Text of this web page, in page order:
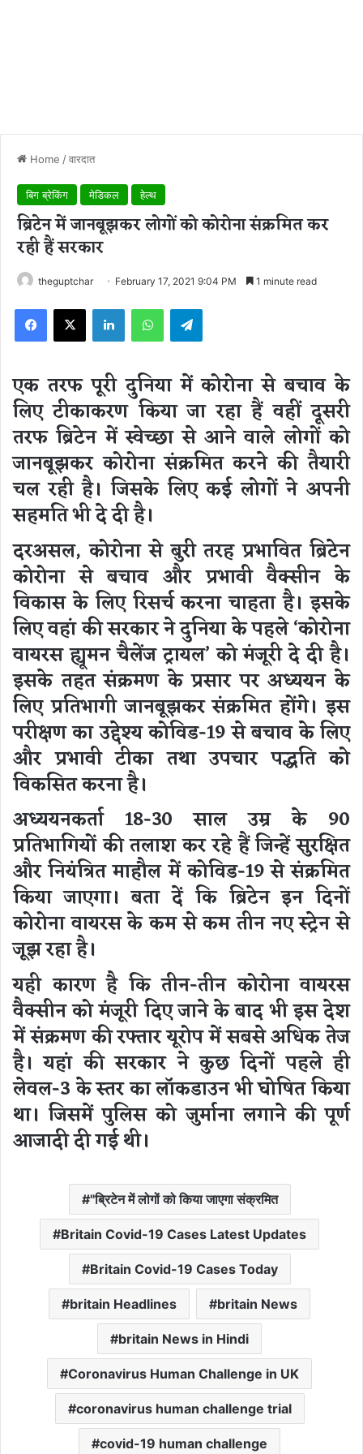
Home /वारदात
बिग ब्रेकिंग मेडिकल हेल्थ
ब्रिटेन में जानबूझकर लोगों को कोरोना संक्रमित कर
रही हैं सरकार
theguptchar February 17, 2021 9:04 PM 1 minute read
एक तरफ पूरी दुनिया में कोरोना से बचाव के
लिए टीकाकरण किया जा रहा हैं वहीं दूसरी
तरफ ब्रिटेन में स्वेच्छा से आने वाले लोगों को
जानबूझकर कोरोना संक्रमित करने की तैयारी
चल रही है। जिसके लिए कई लोगों ने अपनी
सहमति भी दे दी है।
दरअसल, कोरोना से बुरी तरह प्रभावित ब्रिटेन
कोरोना से बचाव और प्रभावी वैक्सीन के
विकास के लिए रिसर्च करना चाहता है। इसके
लिए वहां की सरकार ने दुनिया के पहले ‘कोरोना
वायरस ह्यूमन चैलेंज ट्रायल’ को मंजूरी दे दी है।
इसके तहत संक्रमण के प्रसार पर अध्ययन के
लिए प्रतिभागी जानबूझकर संक्रमित होंगे। इस
परीक्षण का उद्देश्य कोविड-19 से बचाव के लिए
और प्रभावी टीका तथा उपचार पद्धति को
विकसित करना है।
अध्ययनकर्ता 18-30 साल उम्र के 90
प्रतिभागियों की तलाश कर रहे हैं जिन्हें सुरक्षित
और नियंत्रित माहौल में कोविड-19 से संक्रमित
किया जाएगा। बता दें कि ब्रिटेन इन दिनों
कोरोना वायरस के कम से कम तीन नए स्ट्रेन से
जूझ रहा है।
यही कारण है कि तीन-तीन कोरोना वायरस
वैक्सीन को मंजूरी दिए जाने के बाद भी इस देश
में संक्रमण की रफ्तार यूरोप में सबसे अधिक तेज
है। यहां की सरकार ने कुछ दिनों पहले ही
लेवल-3 के स्तर का लॉकडाउन भी घोषित किया
था। जिसमें पुलिस को जुर्माना लगाने की पूर्ण
आजादी दी गई थी।
"ब्रिटेन में लोगों को किया जाएगा संक्रमित
Britain Covid-19 Cases Latest Updates
Britain Covid-19 Cases Today
britain Headlines britain News
britain News in Hindi
Coronavirus Human Challenge in UK
coronavirus human challenge trial
covid-19 human challenge